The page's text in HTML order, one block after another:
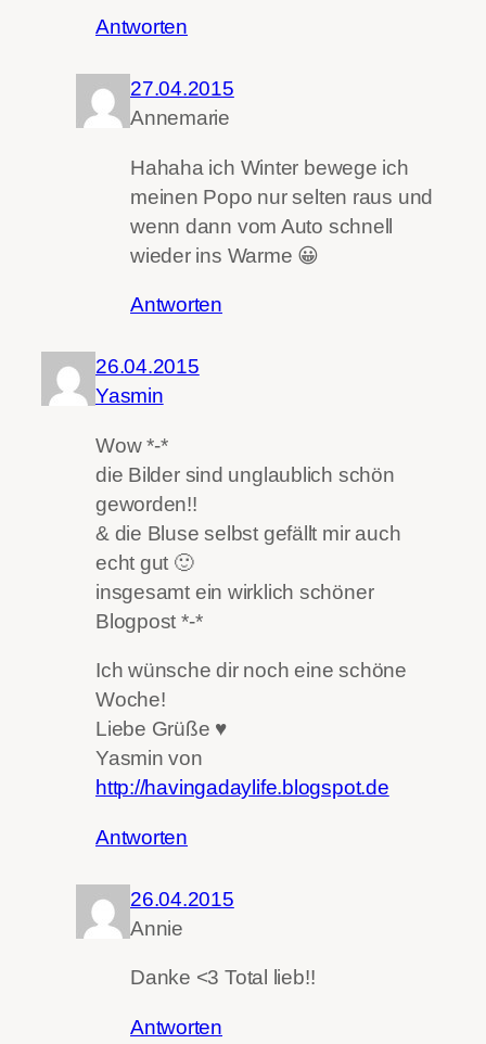
Antworten
27.04.2015
Annemarie
Hahaha ich Winter bewege ich
meinen Popo nur selten raus und
wenn dann vom Auto schnell
wieder ins Warme 😀
Antworten
26.04.2015
Yasmin
Wow *-*
die Bilder sind unglaublich schön
geworden!!
& die Bluse selbst gefällt mir auch
echt gut 🙂
insgesamt ein wirklich schöner
Blogpost *-*
Ich wünsche dir noch eine schöne
Woche!
Liebe Grüße ♥
Yasmin von
http://havingadaylife.blogspot.de
Antworten
26.04.2015
Annie
Danke <3 Total lieb!!
Antworten